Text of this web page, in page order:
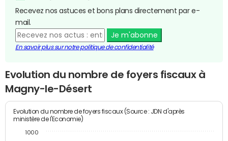
Recevez nos astuces et bons plans directement par e-
mail.
Je m'abonne
En savoir plus sur notre politique de confidentialité
Evolution du nombre de foyers fiscaux à
Magny-le-Désert
Evolution du nombre de foyers fiscaux (Source : JDN d'après
ministère de l'Economie)
1000